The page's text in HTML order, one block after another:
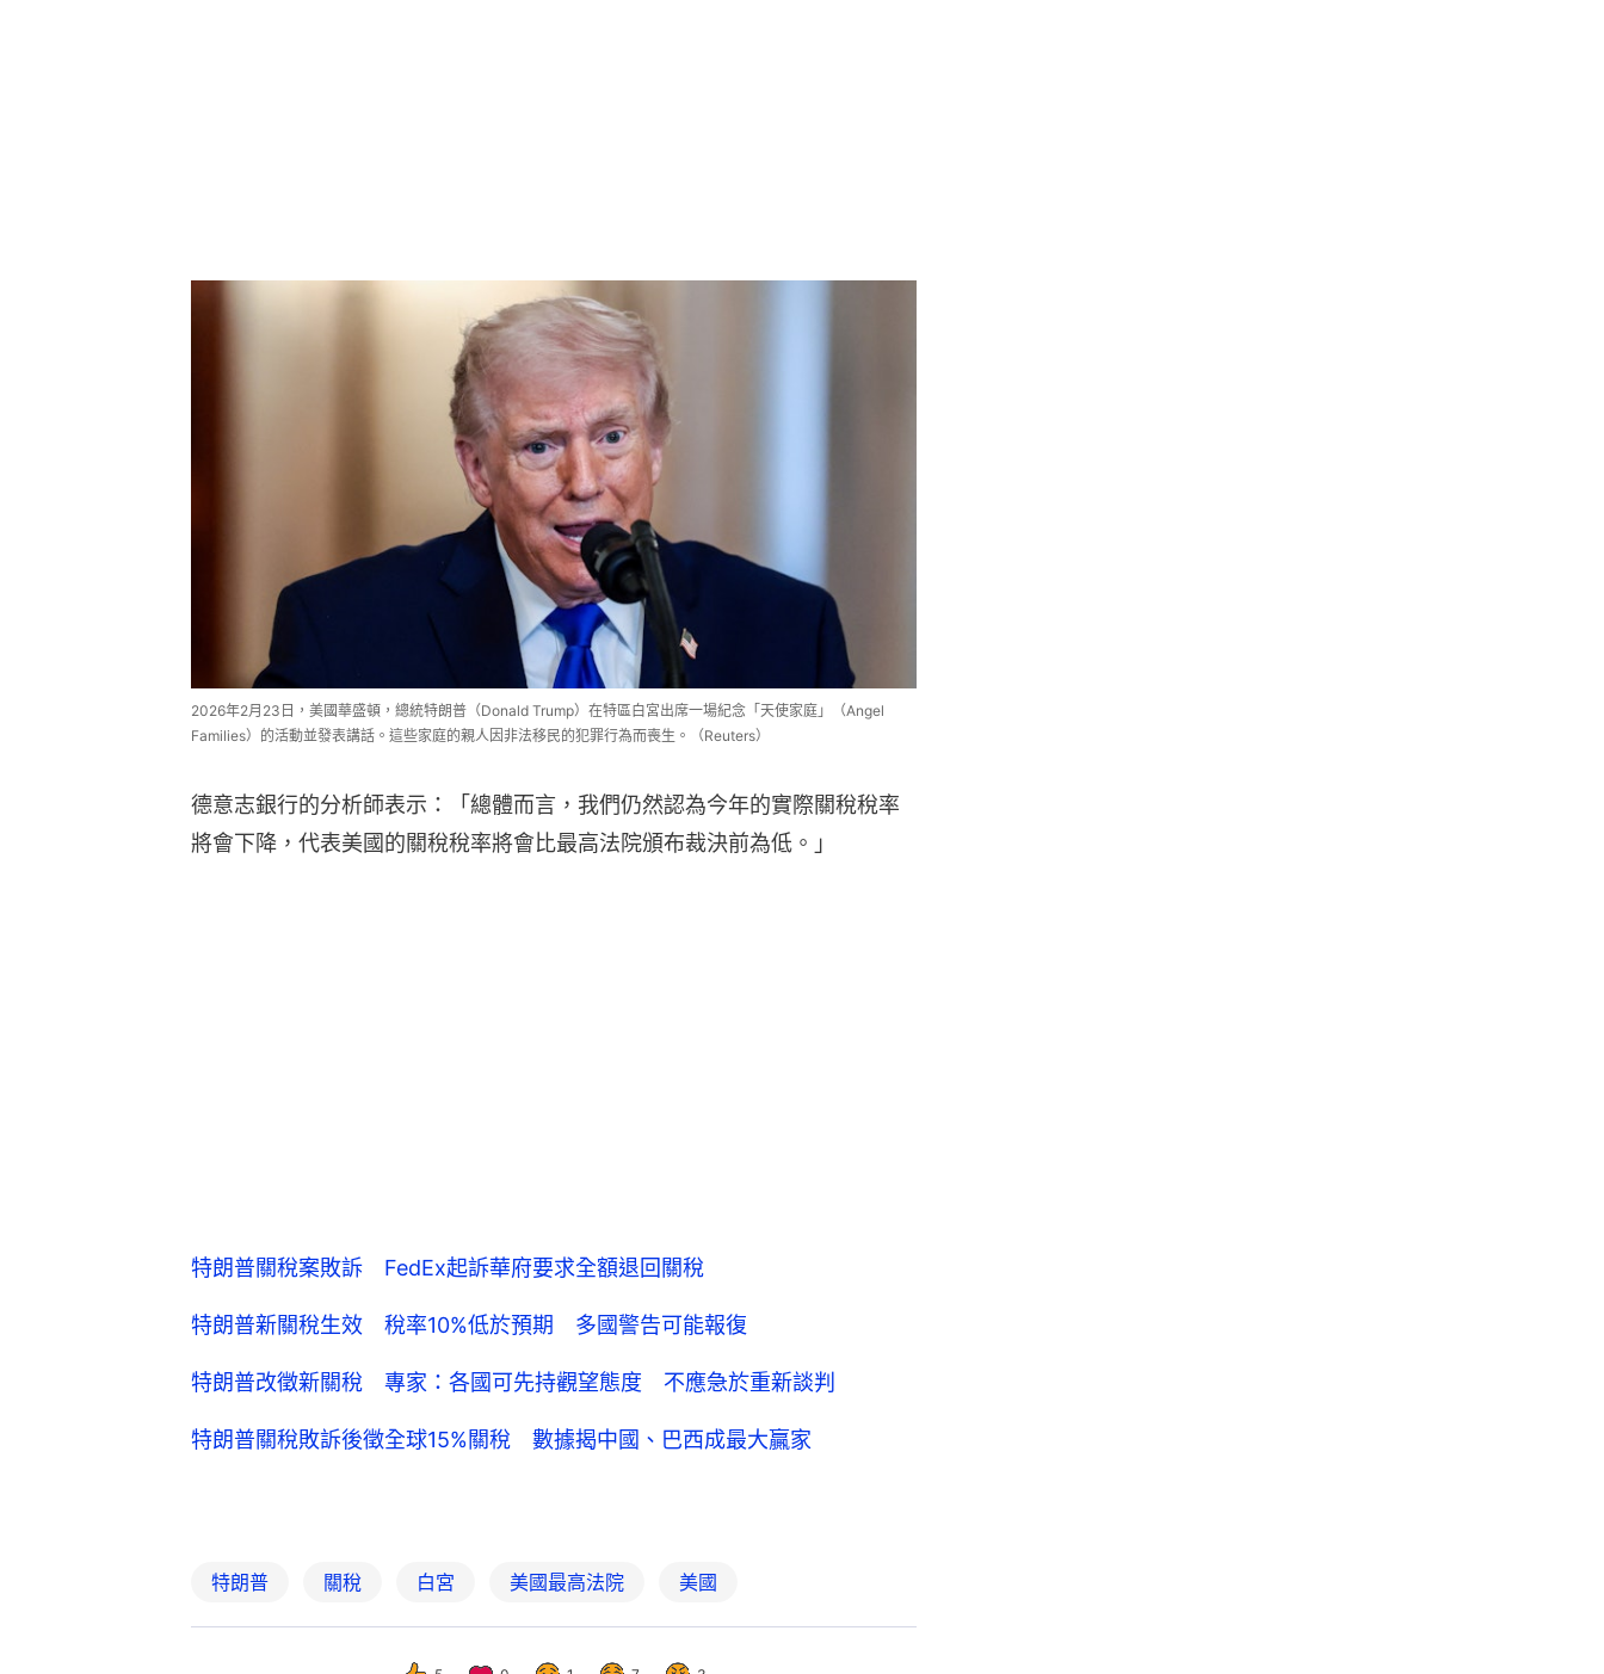
2026年2月23日，美國華盛頓，總統特朗普（Donald Trump）在特區白宮出席一場紀念「天使家庭」（Angel
Families）的活動並發表講話。這些家庭的親人因非法移民的犯罪行為而喪生。（Reuters）
德意志銀行的分析師表示：「總體而言，我們仍然認為今年的實際關稅稅率
將會下降，代表美國的關稅稅率將會比最高法院頒布裁決前為低。」
特朗普關稅案敗訴 FedEx起訴華府要求全額退回關稅
特朗普新關稅生效 稅率10%低於預期 多國警告可能報復
特朗普改徵新關稅 專家：各國可先持觀望態度 不應急於重新談判
特朗普關稅敗訴後徵全球15%關稅 數據揭中國、巴西成最大贏家
特朗普 關稅 白宮 美國最高法院 美國